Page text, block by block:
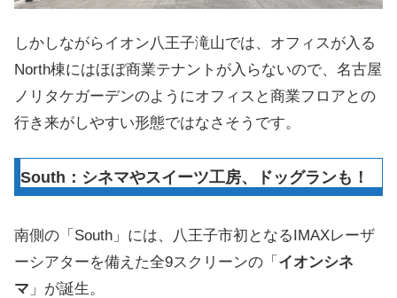
しかしながらイオン八王子滝山では、オフィスが入る
North棟にはほぼ商業テナントが入らないので、名古屋
ノリタケガーデンのようにオフィスと商業フロアとの
行き来がしやすい形態ではなさそうです。
South：シネマやスイーツ工房、ドッグランも！
南側の「South」には、八王子市初となるIMAXレーザ
ーシアターを備えた全9スクリーンの「 イオンシネ
マ 」が誕生。